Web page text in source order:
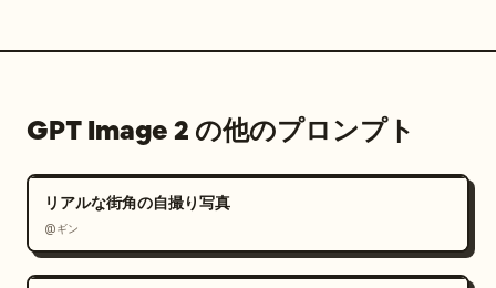
GPT Image 2 の他のプロンプト
リアルな街角の自撮り写真
@ギン